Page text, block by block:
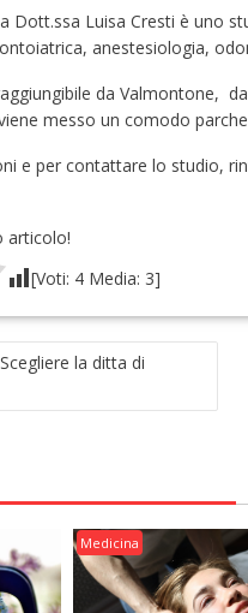
Dott.ssa Luisa Cresti è uno
anestesiologia,
da Valmontone,
messo un comodo
e per contattare lo studio,
articolo!
[Voti: 4Media: 3]
la ditta di
Medicina